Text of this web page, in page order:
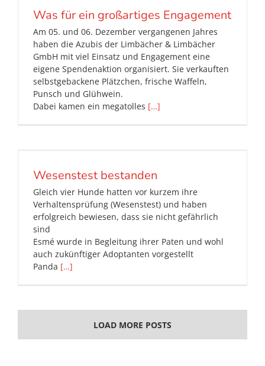
Was für ein großartiges Engagement
Am 05. und 06. Dezember vergangenen Jahres
haben die Azubis der Limbächer & Limbächer
GmbH mit viel Einsatz und Engagement eine
eigene Spendenaktion organisiert. Sie verkauften
selbstgebackene Plätzchen, frische Waffeln,
Punsch und Glühwein.
Dabei kamen ein megatolles […]
Wesenstest bestanden
Gleich vier Hunde hatten vor kurzem ihre
Verhaltensprüfung (Wesenstest) und haben
erfolgreich bewiesen, dass sie nicht gefährlich
sind
Esmé wurde in Begleitung ihrer Paten und wohl
auch zukünftiger Adoptanten vorgestellt
Panda […]
LOAD MORE POSTS